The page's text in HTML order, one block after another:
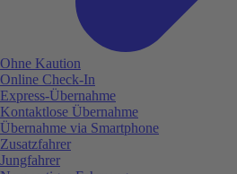
Ohne Kaution
Online Check-In
Express-Übernahme
Kontaktlose Übernahme
Übernahme via Smartphone
Zusatzfahrer
Jungfahrer